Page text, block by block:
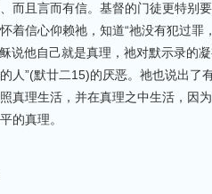
而且言而有信。基督的门徒更特别
着信心仰赖祂，知道“祂没有犯过罪
说他自己就是真理，祂对默示录的
人”(默廿二15)的厌恶。祂也说出了
真理生活，并在真理之中生活，因
的真理。